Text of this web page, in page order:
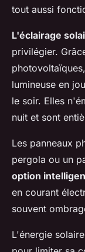
tout aussi
L'éclairage
privilégier.
lumineuse en
le soir. Elles
nuit et sont
Les panneaux
pergola ou un
option
en courant
souvent
L'énergie